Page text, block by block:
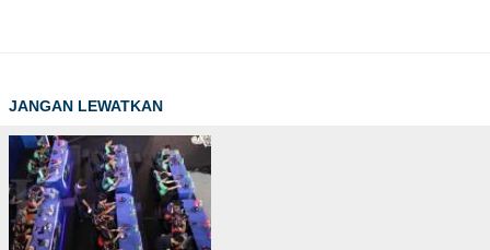
JANGAN LEWATKAN